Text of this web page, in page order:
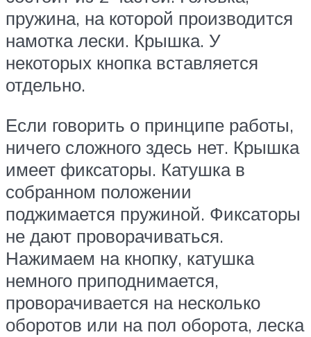
пружина, на которой производится
намотка лески. Крышка. У
некоторых кнопка вставляется
отдельно.
Если говорить о принципе работы,
ничего сложного здесь нет. Крышка
имеет фиксаторы. Катушка в
собранном положении
поджимается пружиной. Фиксаторы
не дают проворачиваться.
Нажимаем на кнопку, катушка
немного приподнимается,
проворачивается на несколько
оборотов или на пол оборота, леска